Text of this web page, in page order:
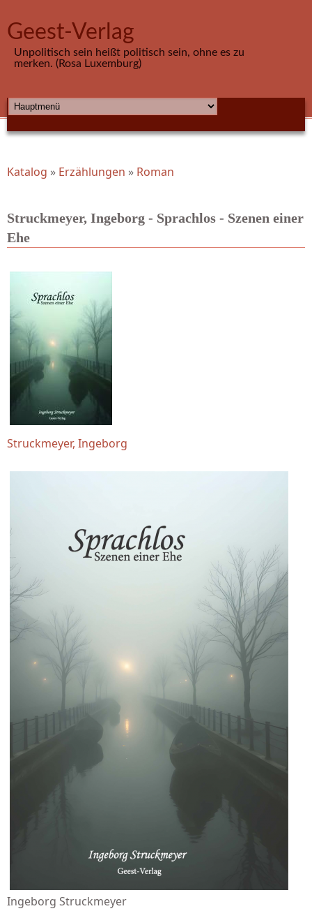
Geest-Verlag
Unpolitisch sein heißt politisch sein, ohne es zu
merken. (Rosa Luxemburg)
HAUPTMENÜ
Sie sind hier
Katalog » Erzählungen » Roman
Struckmeyer, Ingeborg - Sprachlos - Szenen einer
Ehe
Struckmeyer, Ingeborg
Ingeborg Struckmeyer